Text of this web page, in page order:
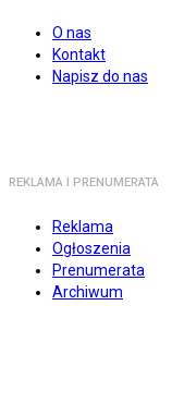
O nas
Kontakt
Napisz do nas
REKLAMA I PRENUMERATA
Reklama
Ogłoszenia
Prenumerata
Archiwum